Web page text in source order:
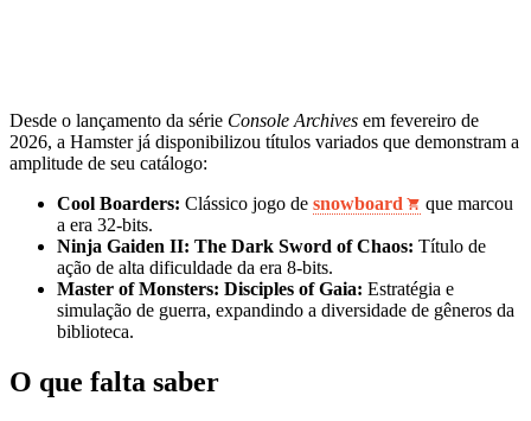
Desde o lançamento da série Console Archives em fevereiro de
2026, a Hamster já disponibilizou títulos variados que demonstram a
amplitude de seu catálogo:
Cool Boarders: Clássico jogo de snowboard
que marcou
a era 32-bits.
Ninja Gaiden II: The Dark Sword of Chaos: Título de
ação de alta dificuldade da era 8-bits.
Master of Monsters: Disciples of Gaia: Estratégia e
simulação de guerra, expandindo a diversidade de gêneros da
biblioteca.
O que falta saber